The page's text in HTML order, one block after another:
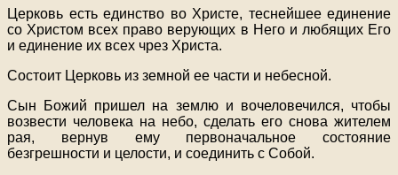
Церковь есть единство во Христе, теснейшее единение
со Христом всех право верующих в Него и любящих Его
и единение их всех чрез Христа.
Состоит Церковь из земной ее части и небесной.
Сын Божий пришел на землю и вочеловечился, чтобы
возвести человека на небо, сделать его снова жителем
рая, вернув ему первоначальное состояние
безгрешности и целости, и соединить с Собой.